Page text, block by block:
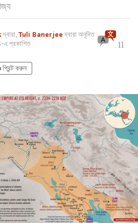
দ্বারা,Tuli Banerjeeদ্বারা অনূদিত
-এ প্রকাশিত 11
প্রিন্ট করুন